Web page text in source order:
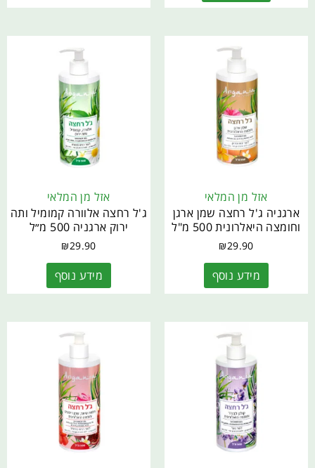
אזל מן המלאי
ארגניה ג'ל רחצה שמן ארגן
וחומצה היאלרונית 500 מ"ל
₪29.90
מידע נוסף
אזל מן המלאי
ג'ל רחצה אלוורה קמומיל ותה
ירוק ארגניה 500 מ״ל
₪29.90
מידע נוסף